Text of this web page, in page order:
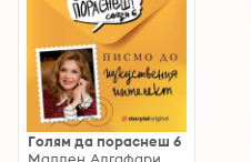
Голям да пораснеш 6
Мадлен Алгафари